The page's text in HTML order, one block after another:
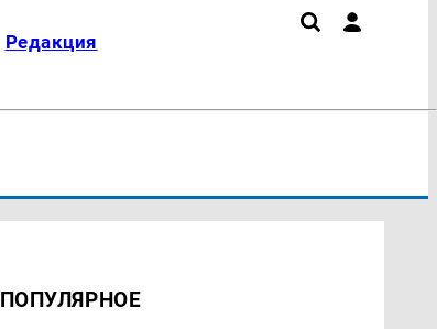
Редакция
ПОПУЛЯРНОЕ